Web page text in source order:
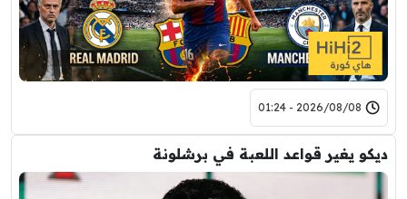
2026/08/08 - 01:24
ديكو يغير قواعد اللعبة في برشلونة